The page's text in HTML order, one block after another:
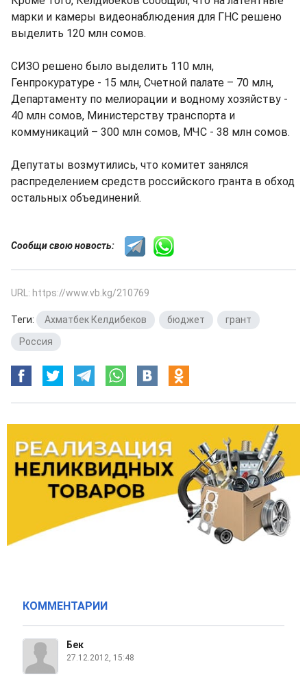
марки и камеры видеонаблюдения для ГНС решено
выделить 120 млн сомов.
СИЗО решено было выделить 110 млн,
Генпрокуратуре - 15 млн, Счетной палате – 70 млн,
Департаменту по мелиорации и водному хозяйству -
40 млн сомов, Министерству транспорта и
коммуникаций – 300 млн сомов, МЧС - 38 млн сомов.
Депутаты возмутились, что комитет занялся
распределением средств российского гранта в обход
остальных объединений.
Сообщи свою новость:
URL: https://www.vb.kg/210769
Теги: Ахматбек Келдибеков бюджет грант
Россия
КОММЕНТАРИИ
Бек
27.12.2012, 15:48